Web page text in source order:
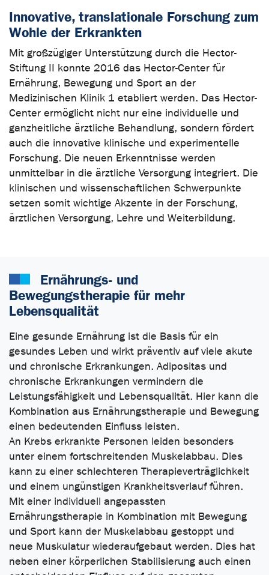
Innovative, translationale Forschung zum
Wohle der Erkrankten
Mit großzügiger Unterstützung durch die Hector-
Stiftung II konnte 2016 das Hector-Center für
Ernährung, Bewegung und Sport an der
Medizinischen Klinik 1 etabliert werden. Das Hector-
Center ermöglicht nicht nur eine individuelle und
ganzheitliche ärztliche Behandlung, sondern fördert
auch die innovative klinische und experimentelle
Forschung. Die neuen Erkenntnisse werden
unmittelbar in die ärztliche Versorgung integriert. Die
klinischen und wissenschaftlichen Schwerpunkte
setzen somit wichtige Akzente in der Forschung,
ärztlichen Versorgung, Lehre und Weiterbildung.
Ernährungs- und
Bewegungstherapie für mehr
Lebensqualität
Eine gesunde Ernährung ist die Basis für ein
gesundes Leben und wirkt präventiv auf viele akute
und chronische Erkrankungen. Adipositas und
chronische Erkrankungen vermindern die
Leistungsfähigkeit und Lebensqualität. Hier kann die
Kombination aus Ernährungstherapie und Bewegung
einen bedeutenden Einfluss leisten.
An Krebs erkrankte Personen leiden besonders
unter einem fortschreitenden Muskelabbau. Dies
kann zu einer schlechteren Therapieverträglichkeit
und einem ungünstigen Krankheitsverlauf führen.
Mit einer individuell angepassten
Ernährungstherapie in Kombination mit Bewegung
und Sport kann der Muskelabbau gestoppt und
neue Muskulatur wiederaufgebaut werden. Dies hat
neben einer körperlichen Stabilisierung auch einen